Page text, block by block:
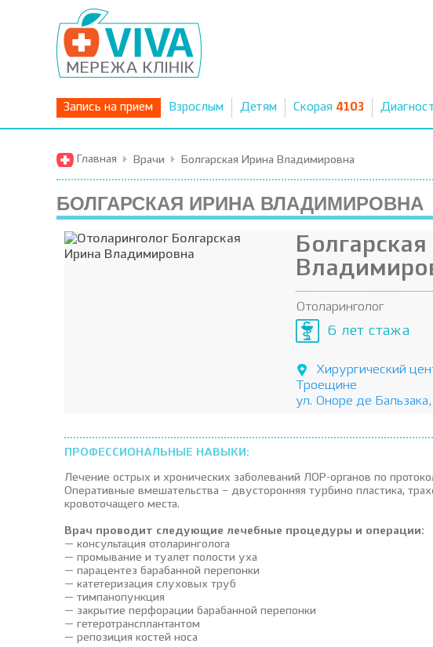
Запись на прием Взрослым Детям Скорая 4103
Главная Врачи Болгарская Ирина Владимировна
БОЛГАРСКАЯ ИРИНА ВЛАДИМИРОВНА
Отоларинголог
6 лет стажа
Хирургический
Троещине
ул. Оноре де
ПРОФЕССИОНАЛЬНЫЕ НАВЫКИ:
Лечение острых и хронических заболеваний ЛОР-органов по
Оперативные вмешательства – двусторонняя турбино пластика,
кровоточащего места.
Врач проводит следующие лечебные процедуры и операции:
— консультация отоларинголога
— промывание и туалет полости уха
— парацентез барабанной перепонки
— катетеризация слуховых труб
— тимпанопункция
— закрытие перфорации барабанной перепонки
— гетеротрансплантантом
— репозиция костей носа